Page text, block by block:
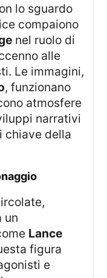
lo sguardo
compaiono
nel ruolo di
alle
Le immagini,
, funzionano
atmosfere
narrativi
chiave della
un
Lance
figura
e